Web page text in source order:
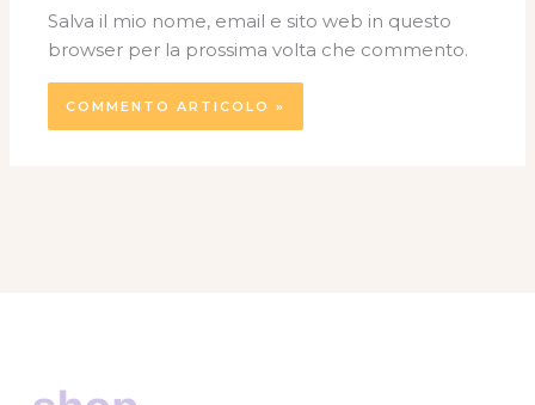
Salva il mio nome, email e sito web in questo
browser per la prossima volta che commento.